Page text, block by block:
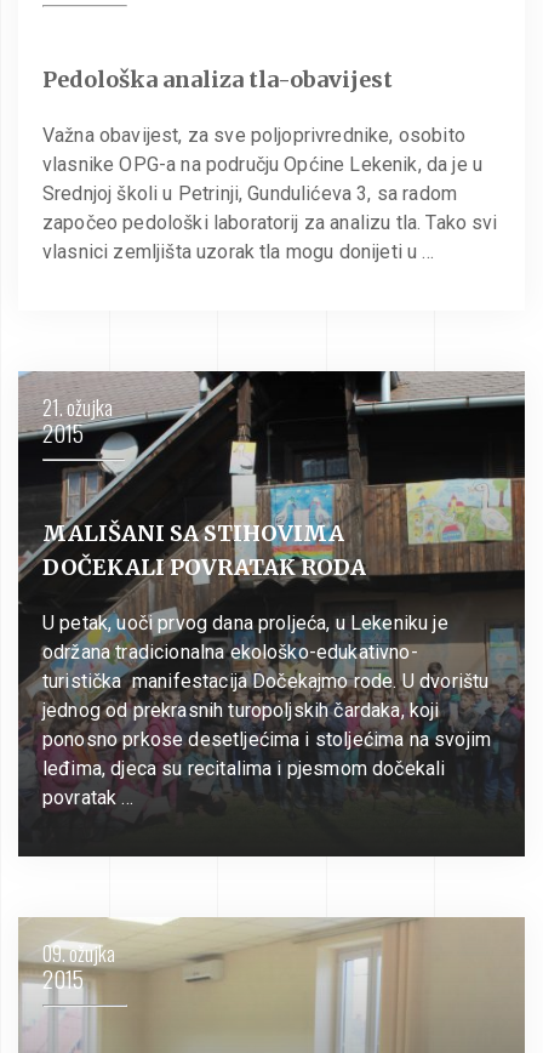
Pedološka analiza tla-obavijest
Važna obavijest, za sve poljoprivrednike, osobito
vlasnike OPG-a na području Općine Lekenik, da je u
Srednjoj školi u Petrinji, Gundulićeva 3, sa radom
započeo pedološki laboratorij za analizu tla. Tako svi
vlasnici zemljišta uzorak tla mogu donijeti u …
21. ožujka
2015
MALIŠANI SA STIHOVIMA
DOČEKALI POVRATAK RODA
U petak, uoči prvog dana proljeća, u Lekeniku je
održana tradicionalna ekološko-edukativno-
turistička manifestacija Dočekajmo rode. U dvorištu
jednog od prekrasnih turopoljskih čardaka, koji
ponosno prkose desetljećima i stoljećima na svojim
leđima, djeca su recitalima i pjesmom dočekali
povratak …
09. ožujka
2015